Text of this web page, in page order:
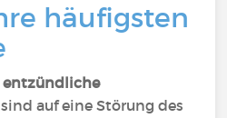
häufigsten
sind auf eine Störung des